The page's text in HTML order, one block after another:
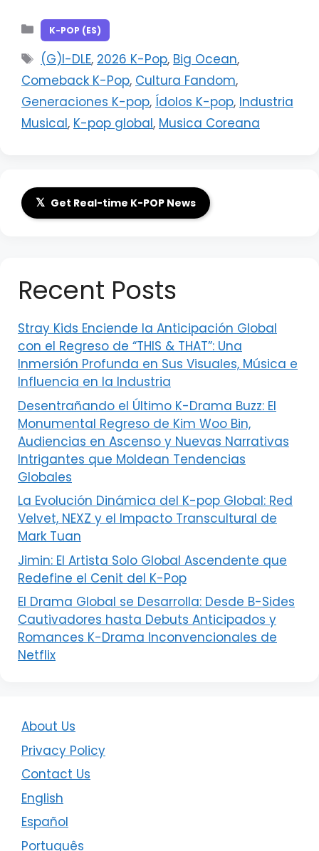
Categorías
K-POP (ES)
Etiquetas
(G)I-DLE, 2026 K-Pop, Big Ocean,
Comeback K-Pop, Cultura Fandom,
Generaciones K-pop, Ídolos K-pop, Industria
Musical, K-pop global, Musica Coreana
𝕏 Get Real-time K-POP News
Recent Posts
Stray Kids Enciende la Anticipación Global
con el Regreso de “THIS & THAT”: Una
Inmersión Profunda en Sus Visuales, Música e
Influencia en la Industria
Desentrañando el Último K-Drama Buzz: El
Monumental Regreso de Kim Woo Bin,
Audiencias en Ascenso y Nuevas Narrativas
Intrigantes que Moldean Tendencias
Globales
La Evolución Dinámica del K-pop Global: Red
Velvet, NEXZ y el Impacto Transcultural de
Mark Tuan
Jimin: El Artista Solo Global Ascendente que
Redefine el Cenit del K-Pop
El Drama Global se Desarrolla: Desde B-Sides
Cautivadores hasta Debuts Anticipados y
Romances K-Drama Inconvencionales de
Netflix
About Us
Privacy Policy
Contact Us
English
Español
Português